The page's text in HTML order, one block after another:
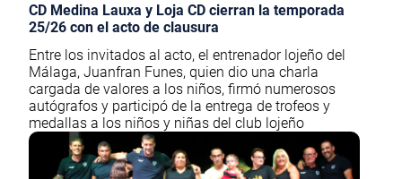
CD Medina Lauxa y Loja CD cierran la temporada
25/26 con el acto de clausura
Entre los invitados al acto, el entrenador lojeño del
Málaga, Juanfran Funes, quien dio una charla
cargada de valores a los niños, firmó numerosos
autógrafos y participó de la entrega de trofeos y
medallas a los niños y niñas del club lojeño